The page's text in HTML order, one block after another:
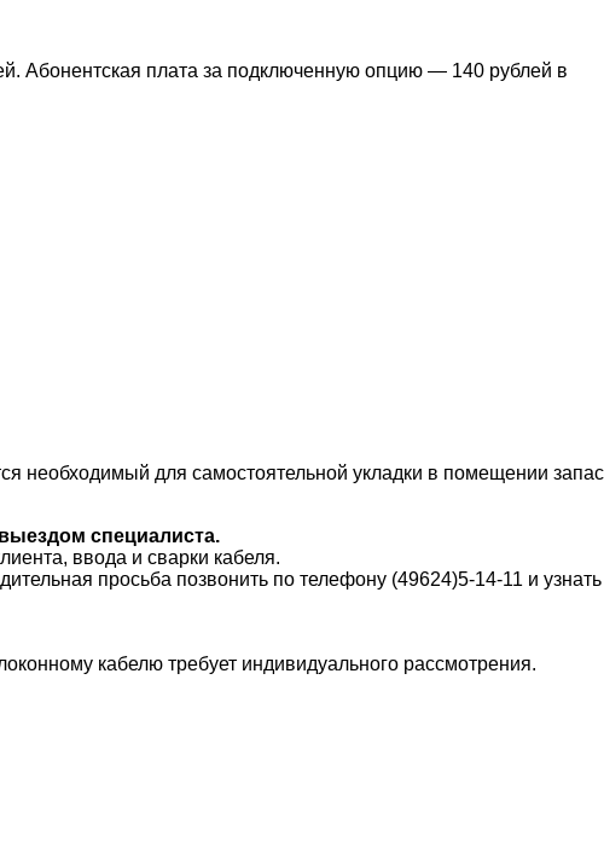
Абонентская плата за подключенную опцию — 140 рублей в
необходимый для самостоятельной укладки в помещении запас
специалиста.
ввода и сварки кабеля.
просьба позвонить по телефону (49624)5-14-11 и узнать
кабелю требует индивидуального рассмотрения.